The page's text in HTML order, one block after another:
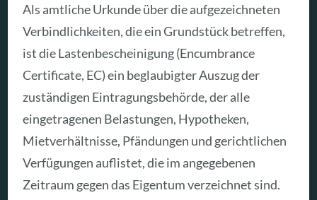
Als amtliche Urkunde über die aufgezeichneten
Verbindlichkeiten, die ein Grundstück betreffen,
ist die Lastenbescheinigung (Encumbrance
Certificate, EC) ein beglaubigter Auszug der
zuständigen Eintragungsbehörde, der alle
eingetragenen Belastungen, Hypotheken,
Mietverhältnisse, Pfändungen und gerichtlichen
Verfügungen auflistet, die im angegebenen
Zeitraum gegen das Eigentum verzeichnet sind.